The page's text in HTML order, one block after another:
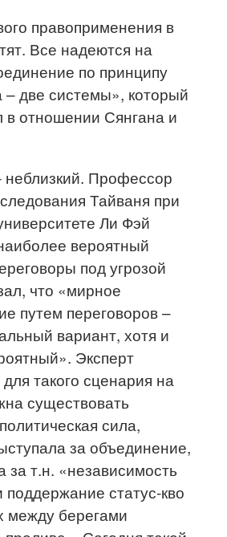
правоприменения в
Все надеются на
по принципу
– две системы», который
в отношении Сянгана и
неблизкий. Профессор
Тайваня при
Ли Фэй
вероятный
под угрозой
что «мирное
путем переговоров –
вариант, хотя и
Эксперт
для такого сценария на
существовать
сила,
за объединение,
за т.н. «независимость
статус-кво
между берегами